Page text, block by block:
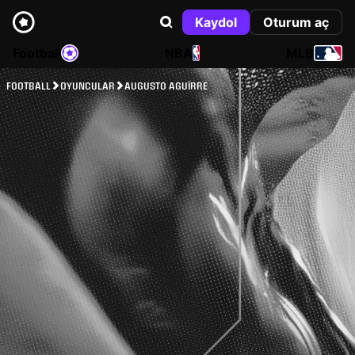
Kaydol
Oturum aç
NBA
FOOTBALL OYUNCULAR AUGUSTO AGUIRRE